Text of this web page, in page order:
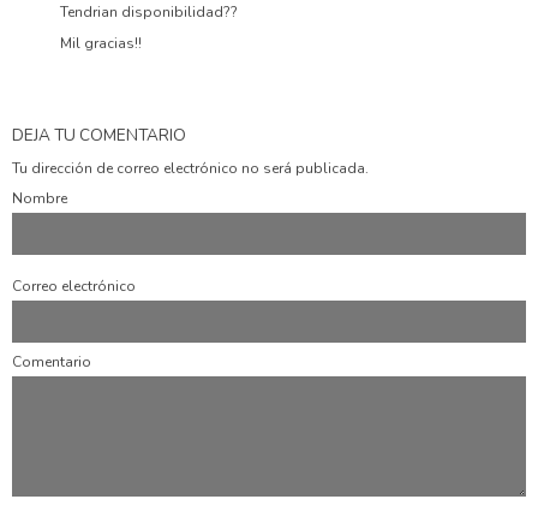
Tendrian disponibilidad??
Mil gracias!!
DEJA TU COMENTARIO
Tu dirección de correo electrónico no será publicada.
Nombre
Correo electrónico
Comentario